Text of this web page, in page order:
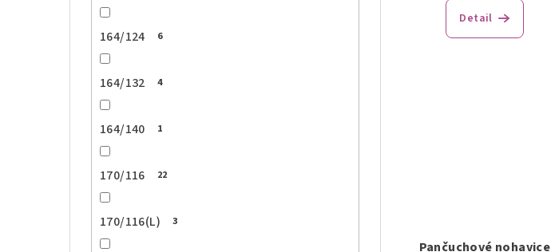
164/124 6
164/132 4
164/140 1
170/116 22
170/116(L) 3
Detail
Pančuchové nohavice